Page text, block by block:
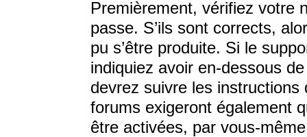
Premièrement, vérifiez votre
passe. S’ils sont corrects,
pu s’être produite. Si le
indiquiez avoir en-dessous
devrez suivre les
forums exigeront également
être activées, par vous-